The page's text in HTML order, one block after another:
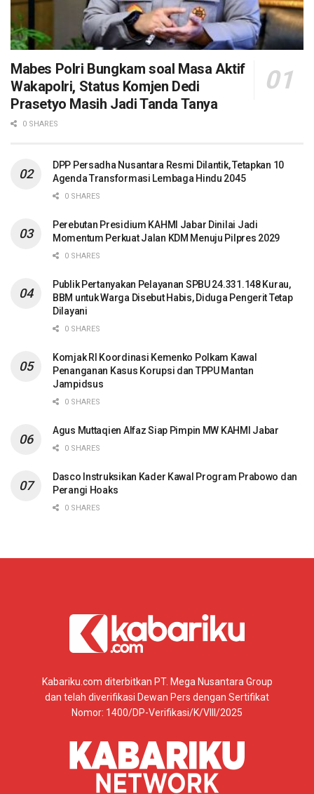
Mabes Polri Bungkam soal Masa Aktif
Wakapolri, Status Komjen Dedi
Prasetyo Masih Jadi Tanda Tanya
0 SHARES
DPP Persadha Nusantara Resmi Dilantik, Tetapkan 10
Agenda Transformasi Lembaga Hindu 2045
0 SHARES
Perebutan Presidium KAHMI Jabar Dinilai Jadi
Momentum Perkuat Jalan KDM Menuju Pilpres 2029
0 SHARES
Publik Pertanyakan Pelayanan SPBU 24.331.148 Kurau,
BBM untuk Warga Disebut Habis, Diduga Pengerit Tetap
Dilayani
0 SHARES
Komjak RI Koordinasi Kemenko Polkam Kawal
Penanganan Kasus Korupsi dan TPPU Mantan
Jampidsus
0 SHARES
Agus Muttaqien Alfaz Siap Pimpin MW KAHMI Jabar
0 SHARES
Dasco Instruksikan Kader Kawal Program Prabowo dan
Perangi Hoaks
0 SHARES
Kabariku.com diterbitkan PT. Mega Nusantara Group
dan telah diverifikasi Dewan Pers dengan Sertifikat
Nomor: 1400/DP-Verifikasi/K/VIII/2025